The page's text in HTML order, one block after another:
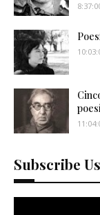
Subscribe Us